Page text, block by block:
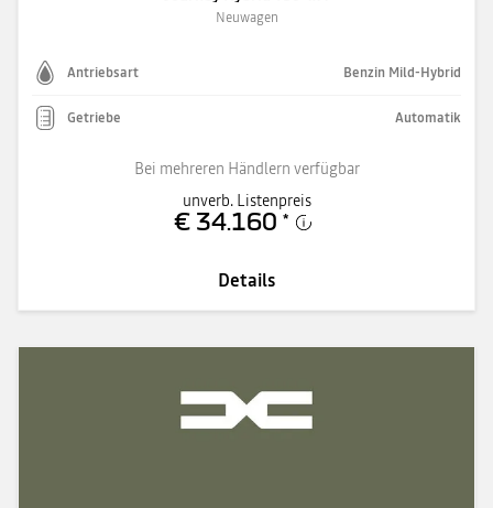
Neuwagen
Antriebsart Benzin Mild-Hybrid
Getriebe Automatik
Bei mehreren Händlern verfügbar
unverb. Listenpreis
€ 34.160 *
Details